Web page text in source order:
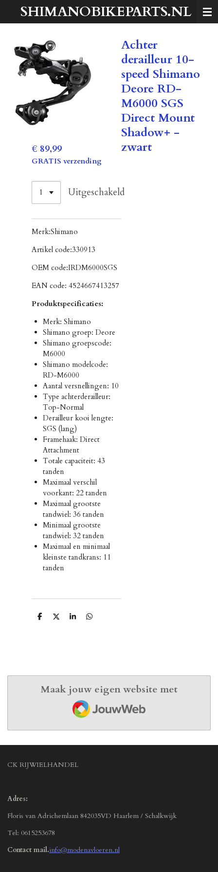
hoofdinhoud
SHIMANOBIKEPARTS.NL
Achter
derailleur 10-
speed Shimano
Deore RD-
M6000 SGS
Direct Mount
Shadow+ -
zwart
€ 89,99
GRATIS verzending
Uitgeschakeld
Merk:Shimano
Artikel code:330913
OEM code:IRDM6000SGS
EAN code: 4524667413257
Produktspecificaties:
Merk: Shimano
Shimano groep: Deore
Shimano groepscode:
M6000
Shimano modelcode:
RD-M6000
Aantal versnellingen: 10
Type achterderailleur:
Top-Normal
Derailleur kooi lengte:
SGS (lang)
Framehaak: Direct
Attachment
Totale capaciteit: 43
tanden
Maximaal verschil
voorkant: 22 tanden
Maximaal grootste
tandwiel: 36 tanden
Minimaal grootste
tandwiel: 32 tanden
Maximaal en minimaal
kleinste tandkrans: 11
tanden
D
D
S
D
Maak jouw eigen website met
JouwWeb
CK RIJWIELHANDEL
Adres:
Floris van Adrichemlaan 842035VD Haarlem / Schalkwijk
Tel: 0615253678
Contact mail.info@modenavloeren.nl